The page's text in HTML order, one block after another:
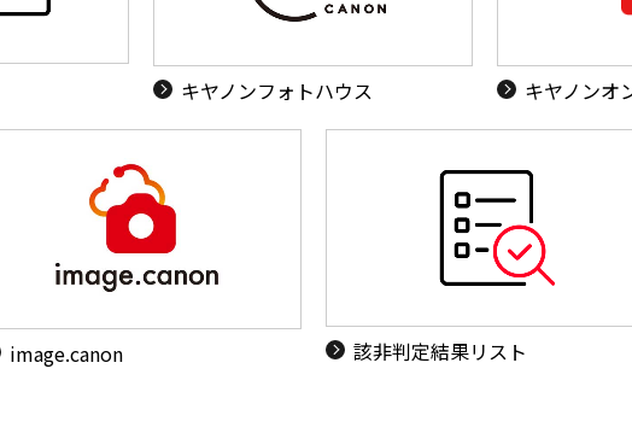
キヤノンフォトハウス キヤノンオ
image.canon 該非判定結果リスト